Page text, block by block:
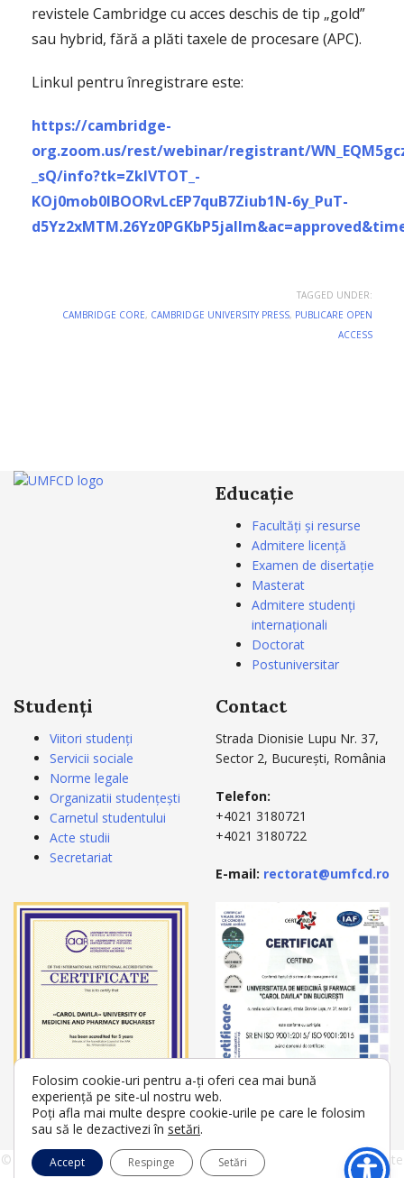
revistele Cambridge cu acces deschis de tip „gold”
sau hybrid, fără a plăti taxele de procesare (APC).
Linkul pentru înregistrare este:
https://cambridge-
org.zoom.us/rest/webinar/registrant/
_sQ/info?tk=ZkIVTOT_-
KOj0mob0lBOORvLcEP7quB7Ziub1N-6y_PuT-
TAGGED UNDER:
CAMBRIDGE CORE, CAMBRIDGE UNIVERSITY PRESS, PUBLICARE OPEN
ACCESS
Educație
Facultăți și resurse
Admitere licență
Examen de disertație
Masterat
Admitere studenți
internaționali
Doctorat
Postuniversitar
Studenți
Viitori studenți
Servicii sociale
Norme legale
Organizatii studențești
Carnetul studentului
Acte studii
Secretariat
Contact
Strada Dionisie Lupu Nr. 37,
Sector 2, București, România
Telefon:
+4021 3180721
+4021 3180722
E-mail: rectorat@umfcd.ro
© 2026 Universitatea de Medicină și Farmacie "Carol Davila" | Toate
Folosim cookie-uri pentru a-ți oferi cea mai bună
experiență pe site-ul nostru web.
Poți afla mai multe despre cookie-urile pe care le folosim
sau să le dezactivezi în setări.
Accept Respinge Setări